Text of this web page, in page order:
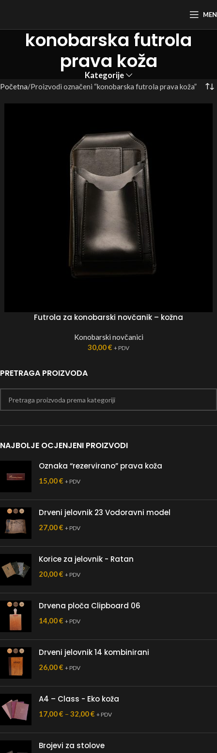
konobarska futrola
prava koža
Kategorije
PRETRAGA PROIZVODA
NAJBOLJE OCJENJENI PROIZVODI
Oznaka “rezervirano” prava koža
15,00€ + PDV
Drveni jelovnik 23 Vodoravni model
27,00€ + PDV
Korice za jelovnik - Ratan
20,00€ + PDV
Drvena ploča Clipboard 06
14,00€ + PDV
Drveni jelovnik 14 kombinirani
26,00€ + PDV
A4 – Class - Eko koža
17,00€ – 32,00€ + PDV
Brojevi za stolove
Početna Proizvodi označeni “konobarska futrola prava koža”
Futrola za konobarski novčanik – kožna
Konobarski novčanici
30,00€ + PDV